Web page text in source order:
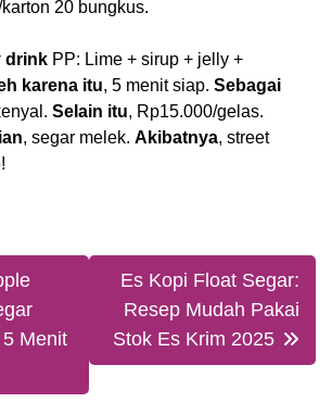
20 bungkus.
drink PP: Lime + sirup + jelly +
karena itu, 5 menit siap. Sebagai
Selain itu, Rp15.000/gelas.
, segar melek. Akibatnya, street
Menit
Es Kopi Float Segar:
Resep Mudah Pakai
Stok Es Krim 2025